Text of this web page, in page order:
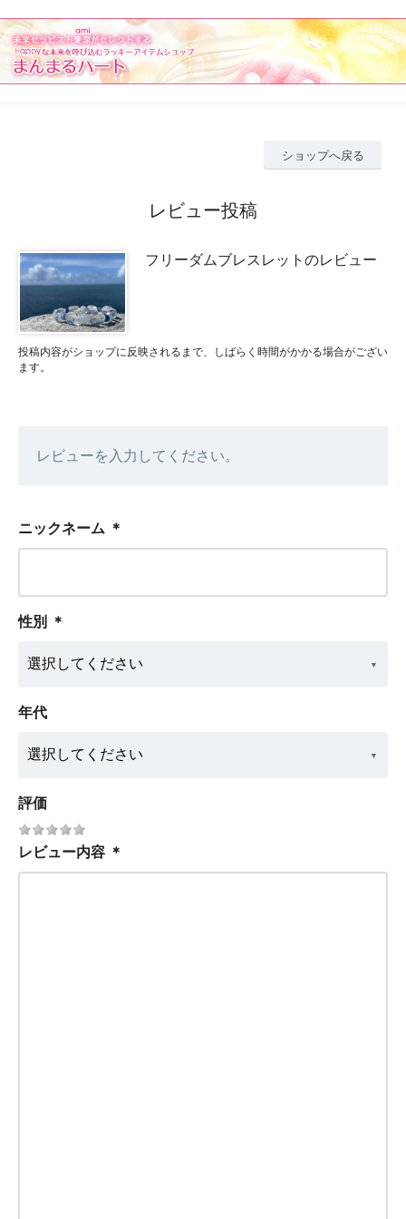
ショップへ戻る
レビュー投稿
フリーダムブレスレットのレビュー
投稿内容がショップに反映されるまで、しばらく時間がかかる場合がござい
ます。
レビューを入力してください。
ニックネーム ＊
性別 ＊
年代
評価
レビュー内容 ＊